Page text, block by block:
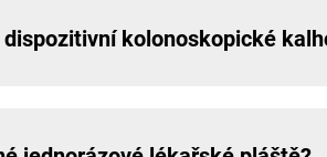
kolonoskopické